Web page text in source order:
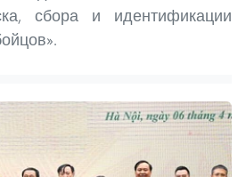
сбора и идентификации